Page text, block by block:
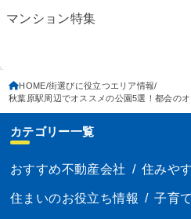
マンション特集
HOME 街選びに役立つエリア情報
秋葉原駅周辺でオススメの公園5選！都会の
カテゴリー一覧
おすすめ不動産会社 / 住みや
住まいのお役立ち情報 / 子育